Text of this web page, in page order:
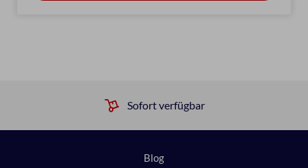
Sofort verfügbar
Blog